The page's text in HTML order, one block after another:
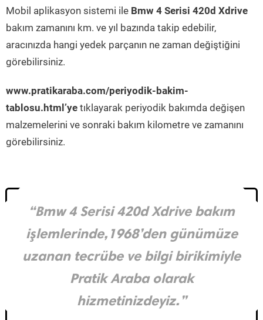
Mobil aplikasyon sistemi ile Bmw 4 Serisi 420d Xdrive
bakım zamanını km. ve yıl bazında takip edebilir,
aracınızda hangi yedek parçanın ne zaman değiştiğini
görebilirsiniz.
www.pratikaraba.com/periyodik-bakim-
tablosu.html’ye tıklayarak periyodik bakımda değişen
malzemelerini ve sonraki bakım kilometre ve zamanını
görebilirsiniz.
“Bmw 4 Serisi 420d Xdrive bakım
işlemlerinde,1968’den günümüze
uzanan tecrübe ve bilgi birikimiyle
Pratik Araba olarak
hizmetinizdeyiz.”